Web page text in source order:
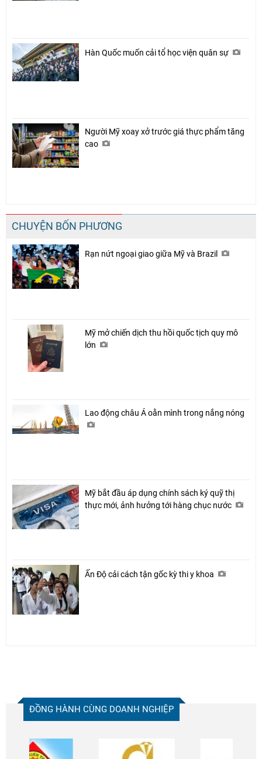
Hàn Quốc muốn cải tổ học viện quân sự
Người Mỹ xoay xở trước giá thực phẩm tăng
cao
CHUYỆN BỐN PHƯƠNG
Rạn nứt ngoại giao giữa Mỹ và Brazil
Mỹ mở chiến dịch thu hồi quốc tịch quy mô
lớn
Lao động châu Á oằn mình trong nắng nóng
Mỹ bắt đầu áp dụng chính sách ký quỹ thị
thực mới, ảnh hưởng tới hàng chục nước
Ấn Độ cải cách tận gốc kỳ thi y khoa
ĐỒNG HÀNH CÙNG DOANH NGHIỆP